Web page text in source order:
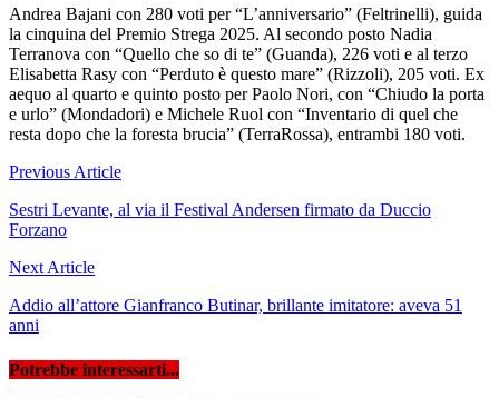
Andrea Bajani con 280 voti per “L’anniversario” (Feltrinelli), guida
la cinquina del Premio Strega 2025. Al secondo posto Nadia
Terranova con “Quello che so di te” (Guanda), 226 voti e al terzo
Elisabetta Rasy con “Perduto è questo mare” (Rizzoli), 205 voti. Ex
aequo al quarto e quinto posto per Paolo Nori, con “Chiudo la porta
e urlo” (Mondadori) e Michele Ruol con “Inventario di quel che
resta dopo che la foresta brucia” (TerraRossa), entrambi 180 voti.
Navigazione
articoli
Previous Article
Sestri Levante, al via il Festival Andersen firmato da Duccio
Forzano
Next Article
Addio all’attore Gianfranco Butinar, brillante imitatore: aveva 51
anni
Potrebbe interessarti...